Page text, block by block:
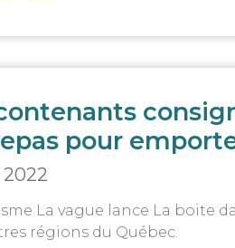
pour
La vague lance La boite
régions du Québec.